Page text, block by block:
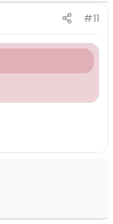
#11